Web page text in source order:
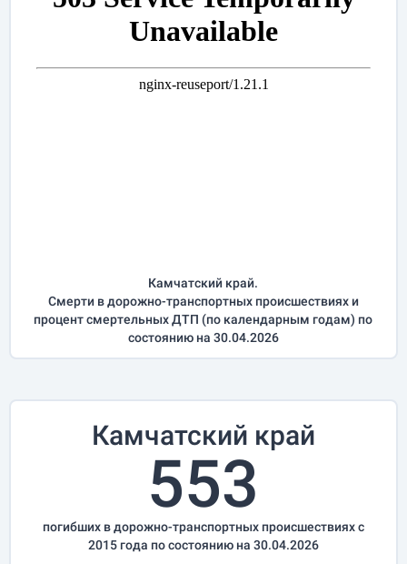
Камчатский край.
Смерти в дорожно-транспортных происшествиях и
процент смертельных ДТП (по календарным годам) по
состоянию на 30.04.2026
Камчатский край
553
погибших в дорожно-транспортных происшествиях с
2015 года по состоянию на 30.04.2026